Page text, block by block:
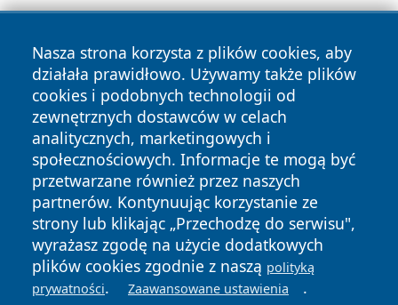
Nasza strona korzysta z plików cookies, aby
działała prawidłowo. Używamy także plików
cookies i podobnych technologii od
zewnętrznych dostawców w celach
analitycznych, marketingowych i
społecznościowych. Informacje te mogą być
przetwarzane również przez naszych
partnerów. Kontynuując korzystanie ze
strony lub klikając „Przechodzę do serwisu",
wyrażasz zgodę na użycie dodatkowych
plików cookies zgodnie z naszą polityką
prywatności. Zaawansowane ustawienia .
Copyright © 2026 olkuszonline.pl Wszystkie prawa
zastrzeżone.
News Autorzy
Polityka
Prywatności
Polityka
Cookies